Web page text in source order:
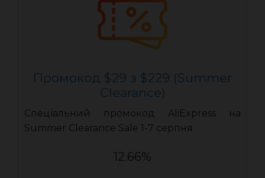
Промокод $29 з $229 (Summer
Clearance)
Спеціальний промокод AliExpress на
Summer Clearance Sale 1-7 серпня
12.66%